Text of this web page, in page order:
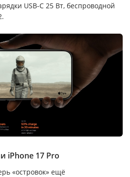
USB-C 25 Вт, беспроводной
iPhone 17 Pro
«островок» ещё